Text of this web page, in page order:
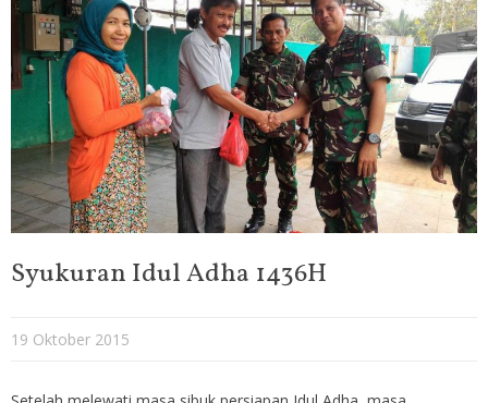
Syukuran Idul Adha 1436H
19 Oktober 2015